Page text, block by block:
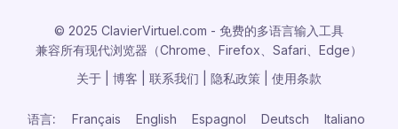
© 2025 ClavierVirtuel.com - 免费的多语言输入工具
兼容所有现代浏览器（Chrome、Firefox、Safari、Edge）
关于
博客 联系我们 隐私政策 使用条款
语言: Français English Espagnol Deutsch Italiano